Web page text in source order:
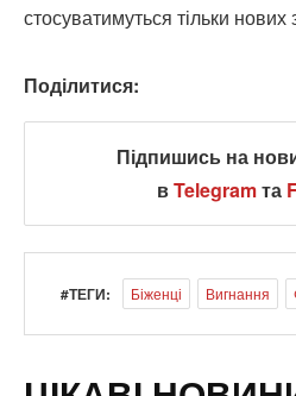
стосуватимуться тільки нових
Поділитися:
Підпишись на
вTelegramта
#ТЕГИ: Біженці Вигнання